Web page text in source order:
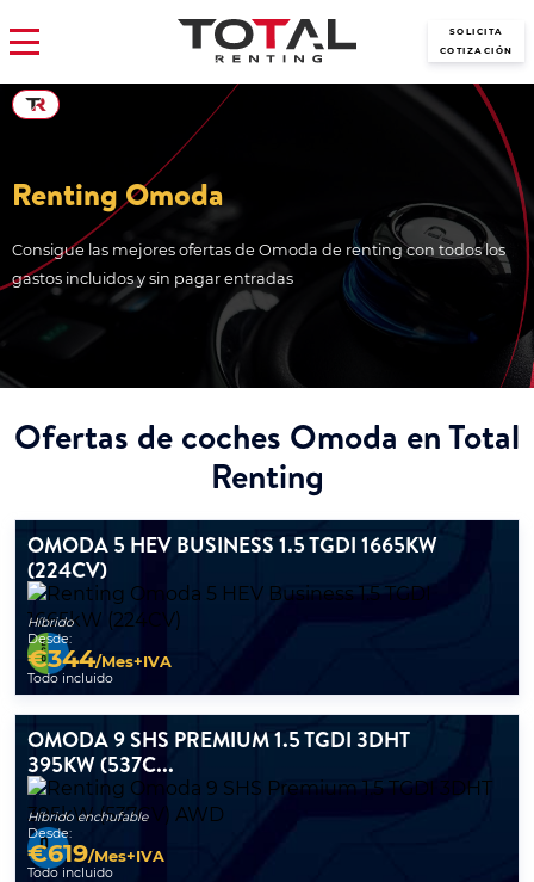
SOLICITA
COTIZACIÓN
Renting Omoda
Consigue las mejores ofertas de Omoda de renting con todos los
gastos incluidos y sin pagar entradas
Ofertas de coches Omoda en Total
Renting
OMODA 5 HEV BUSINESS 1.5 TGDI 1665KW
(224CV)
Híbrido
Desde:
€344/Mes+IVA
Todo incluido
OMODA 9 SHS PREMIUM 1.5 TGDI 3DHT
395KW (537C...
Híbrido enchufable
Desde:
€619/Mes+IVA
Todo incluido